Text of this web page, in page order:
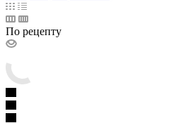
По рецепту